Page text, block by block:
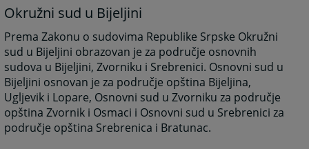
Okružni sud u Bijeljini
Prema Zakonu o sudovima Republike Srpske Okružni
sud u Bijeljini obrazovan je za područje osnovnih
sudova u Bijeljini, Zvorniku i Srebrenici. Osnovni sud u
Bijeljini osnovan je za područje opština Bijeljina,
Ugljevik i Lopare, Osnovni sud u Zvorniku za područje
opština Zvornik i Osmaci i Osnovni sud u Srebrenici za
područje opština Srebrenica i Bratunac.